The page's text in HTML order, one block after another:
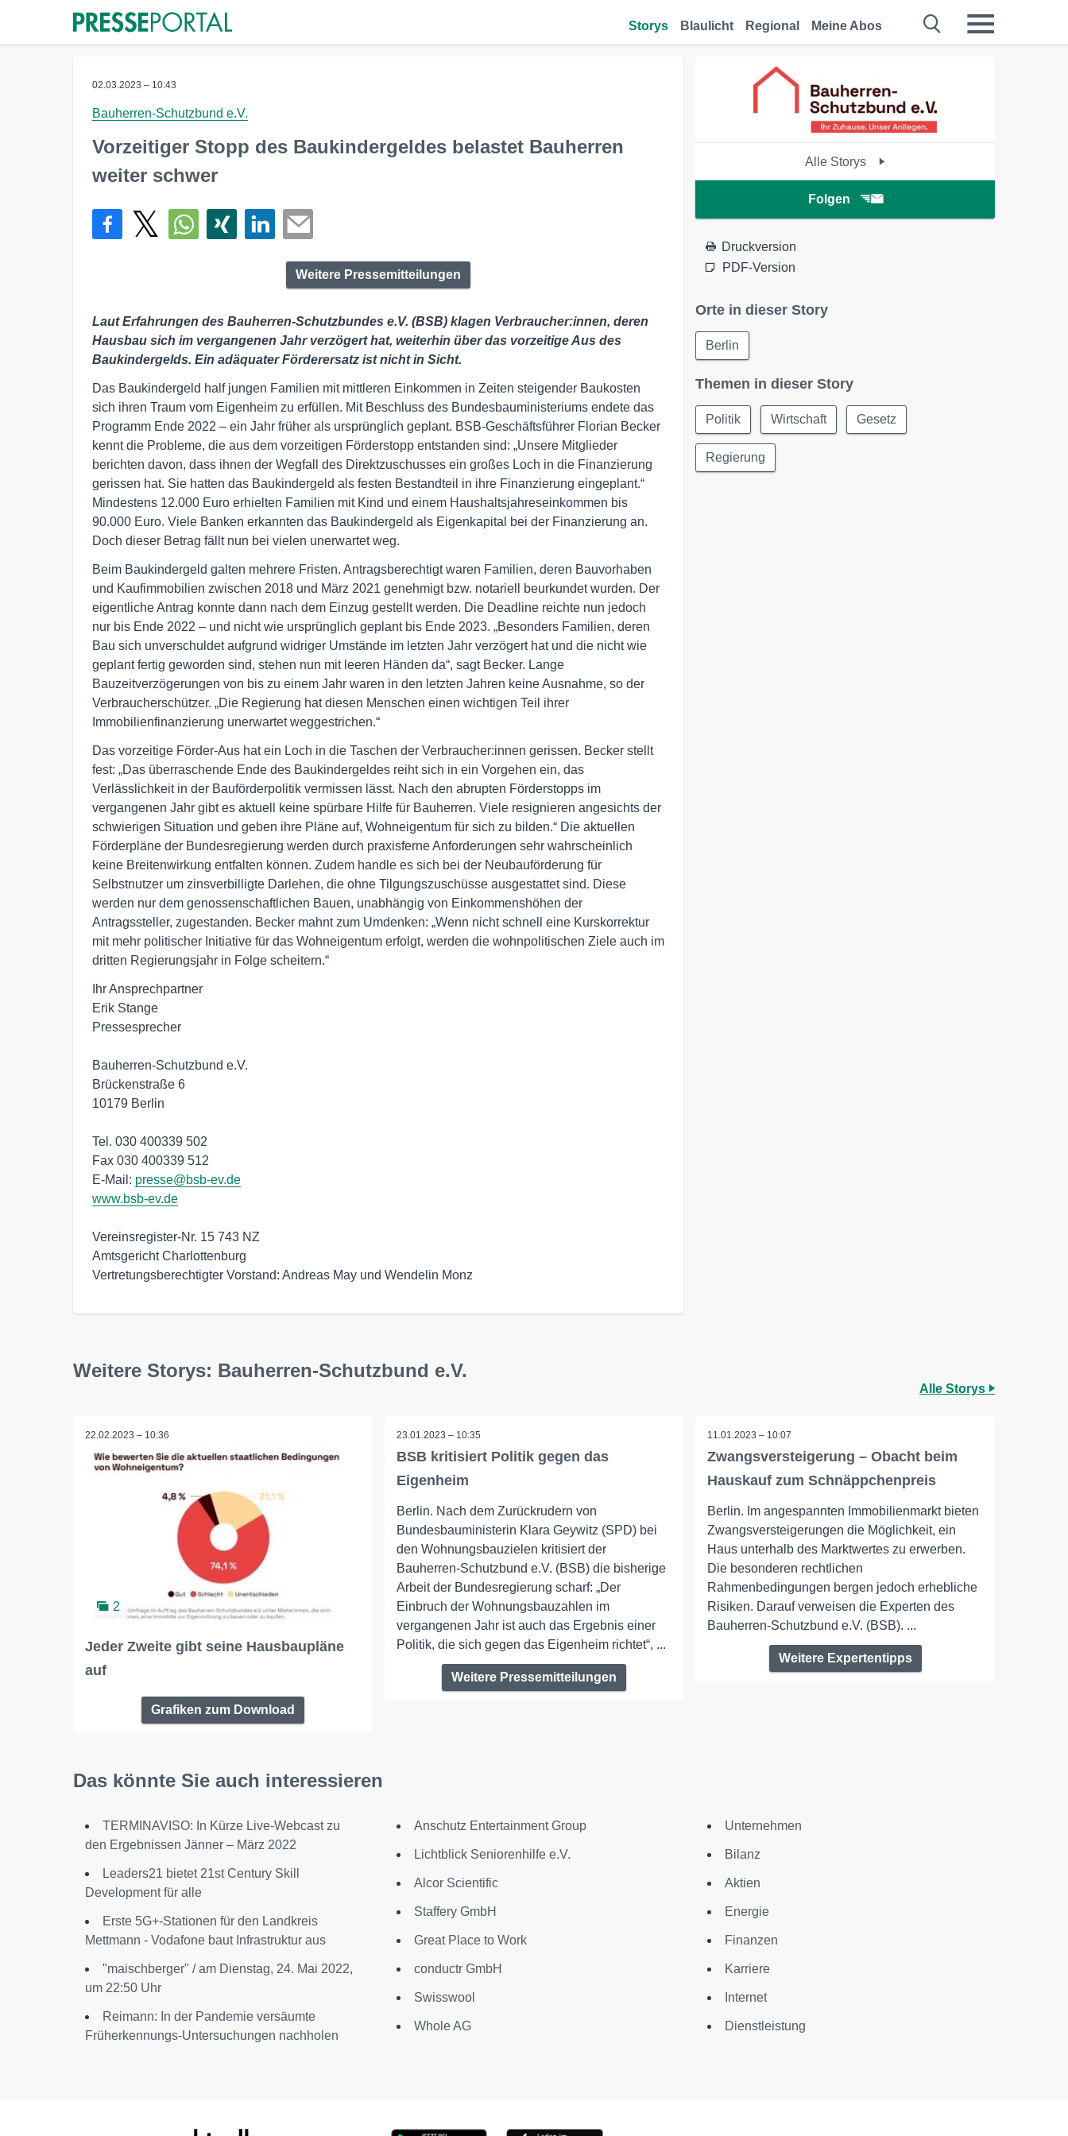
Storys Blaulicht Regional Meine Abos
02.03.2023 – 10:43
Bauherren-Schutzbund e.V.
Vorzeitiger Stopp des Baukindergeldes belastet Bauherren
weiter schwer
Weitere Pressemitteilungen
Laut Erfahrungen des Bauherren-Schutzbundes e.V. (BSB) klagen Verbraucher:innen, deren
Hausbau sich im vergangenen Jahr verzögert hat, weiterhin über das vorzeitige Aus des
Baukindergelds. Ein adäquater Förderersatz ist nicht in Sicht.
Das Baukindergeld half jungen Familien mit mittleren Einkommen in Zeiten steigender Baukosten
sich ihren Traum vom Eigenheim zu erfüllen. Mit Beschluss des Bundesbauministeriums endete das
Programm Ende 2022 – ein Jahr früher als ursprünglich geplant. BSB-Geschäftsführer Florian Becker
kennt die Probleme, die aus dem vorzeitigen Förderstopp entstanden sind: „Unsere Mitglieder
berichten davon, dass ihnen der Wegfall des Direktzuschusses ein großes Loch in die Finanzierung
gerissen hat. Sie hatten das Baukindergeld als festen Bestandteil in ihre Finanzierung eingeplant.“
Mindestens 12.000 Euro erhielten Familien mit Kind und einem Haushaltsjahreseinkommen bis
90.000 Euro. Viele Banken erkannten das Baukindergeld als Eigenkapital bei der Finanzierung an.
Doch dieser Betrag fällt nun bei vielen unerwartet weg.
Beim Baukindergeld galten mehrere Fristen. Antragsberechtigt waren Familien, deren Bauvorhaben
und Kaufimmobilien zwischen 2018 und März 2021 genehmigt bzw. notariell beurkundet wurden. Der
eigentliche Antrag konnte dann nach dem Einzug gestellt werden. Die Deadline reichte nun jedoch
nur bis Ende 2022 – und nicht wie ursprünglich geplant bis Ende 2023. „Besonders Familien, deren
Bau sich unverschuldet aufgrund widriger Umstände im letzten Jahr verzögert hat und die nicht wie
geplant fertig geworden sind, stehen nun mit leeren Händen da“, sagt Becker. Lange
Bauzeitverzögerungen von bis zu einem Jahr waren in den letzten Jahren keine Ausnahme, so der
Verbraucherschützer. „Die Regierung hat diesen Menschen einen wichtigen Teil ihrer
Immobilienfinanzierung unerwartet weggestrichen.“
Das vorzeitige Förder-Aus hat ein Loch in die Taschen der Verbraucher:innen gerissen. Becker stellt
fest: „Das überraschende Ende des Baukindergeldes reiht sich in ein Vorgehen ein, das
Verlässlichkeit in der Bauförderpolitik vermissen lässt. Nach den abrupten Förderstopps im
vergangenen Jahr gibt es aktuell keine spürbare Hilfe für Bauherren. Viele resignieren angesichts der
schwierigen Situation und geben ihre Pläne auf, Wohneigentum für sich zu bilden.“ Die aktuellen
Förderpläne der Bundesregierung werden durch praxisferne Anforderungen sehr wahrscheinlich
keine Breitenwirkung entfalten können. Zudem handle es sich bei der Neubauförderung für
Selbstnutzer um zinsverbilligte Darlehen, die ohne Tilgungszuschüsse ausgestattet sind. Diese
werden nur dem genossenschaftlichen Bauen, unabhängig von Einkommenshöhen der
Antragssteller, zugestanden. Becker mahnt zum Umdenken: „Wenn nicht schnell eine Kurskorrektur
mit mehr politischer Initiative für das Wohneigentum erfolgt, werden die wohnpolitischen Ziele auch im
dritten Regierungsjahr in Folge scheitern.“
Ihr Ansprechpartner
Erik Stange
Pressesprecher
Bauherren-Schutzbund e.V.
Brückenstraße 6
10179 Berlin
Tel. 030 400339 502
Fax 030 400339 512
E-Mail: presse@bsb-ev.de
www.bsb-ev.de
Vereinsregister-Nr. 15 743 NZ
Amtsgericht Charlottenburg
Vertretungsberechtigter Vorstand: Andreas May und Wendelin Monz
Alle Storys
Folgen
Druckversion
PDF-Version
Orte in dieser Story
Berlin
Themen in dieser Story
Politik Wirtschaft Gesetz
Regierung
Weitere Storys: Bauherren-Schutzbund e.V.
Alle Storys
22.02.2023 – 10:36
2
Jeder Zweite gibt seine Hausbaupläne
auf
Grafiken zum Download
23.01.2023 – 10:35
BSB kritisiert Politik gegen das
Eigenheim
Berlin. Nach dem Zurückrudern von
Bundesbauministerin Klara Geywitz (SPD) bei
den Wohnungsbauzielen kritisiert der
Bauherren-Schutzbund e.V. (BSB) die bisherige
Arbeit der Bundesregierung scharf: „Der
Einbruch der Wohnungsbauzahlen im
vergangenen Jahr ist auch das Ergebnis einer
Politik, die sich gegen das Eigenheim richtet“, ...
Weitere Pressemitteilungen
11.01.2023 – 10:07
Zwangsversteigerung – Obacht beim
Hauskauf zum Schnäppchenpreis
Berlin. Im angespannten Immobilienmarkt bieten
Zwangsversteigerungen die Möglichkeit, ein
Haus unterhalb des Marktwertes zu erwerben.
Die besonderen rechtlichen
Rahmenbedingungen bergen jedoch erhebliche
Risiken. Darauf verweisen die Experten des
Bauherren-Schutzbund e.V. (BSB). ...
Weitere Expertentipps
Das könnte Sie auch interessieren
TERMINAVISO: In Kürze Live-Webcast zu
den Ergebnissen Jänner – März 2022
Leaders21 bietet 21st Century Skill
Development für alle
Erste 5G+-Stationen für den Landkreis
Mettmann - Vodafone baut Infrastruktur aus
"maischberger" / am Dienstag, 24. Mai 2022,
um 22:50 Uhr
Reimann: In der Pandemie versäumte
Früherkennungs-Untersuchungen nachholen
Anschutz Entertainment Group
Lichtblick Seniorenhilfe e.V.
Alcor Scientific
Staffery GmbH
Great Place to Work
conductr GmbH
Swisswool
Whole AG
Unternehmen
Bilanz
Aktien
Energie
Finanzen
Karriere
Internet
Dienstleistung